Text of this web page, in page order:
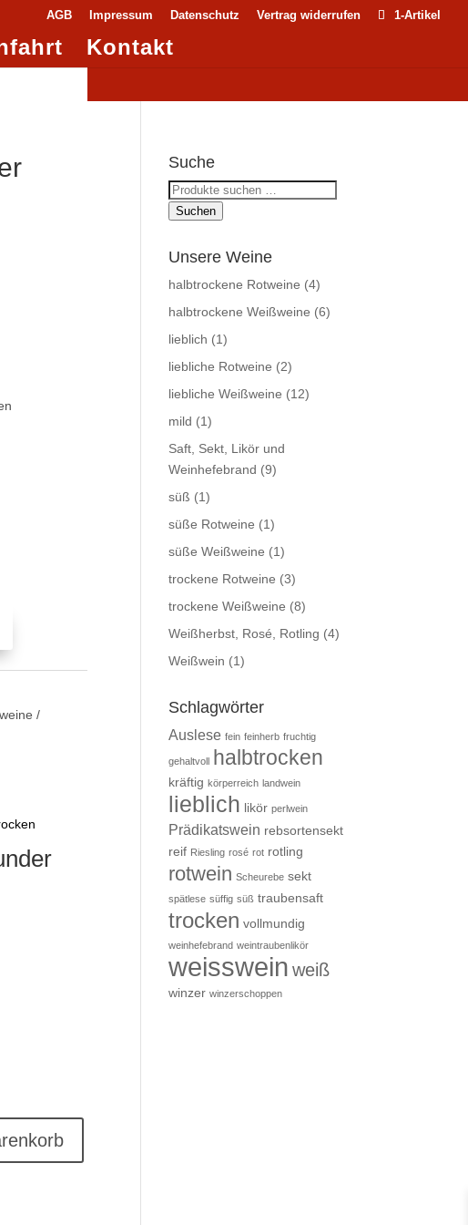
AGB Impressum Datenschutz Vertrag widerrufen 1-Artikel
Kontakt
im Barrique gereift Menge
trocken Menge
Suche
Suchen
nach:
Suchen
Unsere Weine
halbtrockene Rotweine (4)
halbtrockene Weißweine (6)
lieblich (1)
liebliche Rotweine (2)
liebliche Weißweine (12)
mild (1)
Saft, Sekt, Likör und
Weinhefebrand (9)
süß (1)
süße Rotweine (1)
süße Weißweine (1)
trockene Rotweine (3)
trockene Weißweine (8)
Weißherbst, Rosé, Rotling (4)
Weißwein (1)
Schlagwörter
Auslese fein feinherb fruchtig
gehaltvoll halbtrocken
kräftig körperreich landwein
lieblich likör perlwein
Prädikatswein rebsortensekt
reif Riesling rosé rot rotling
rotwein Scheurebe sekt
spätlese süffig süß traubensaft
trocken vollmundig
weinhefebrand weintraubenlikör
weisswein weiß
winzer winzerschoppen